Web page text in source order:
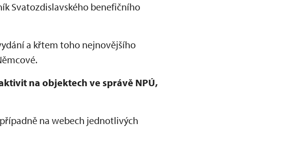
Svatozdislavského benefičního
a křtem toho nejnovějšího
na objektech ve správě NPÚ,
na webech jednotlivých